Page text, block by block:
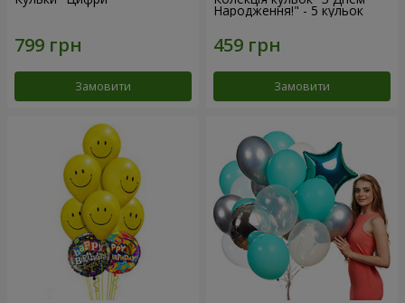
Замовити
Народження!" - 5 кульок
Замовити